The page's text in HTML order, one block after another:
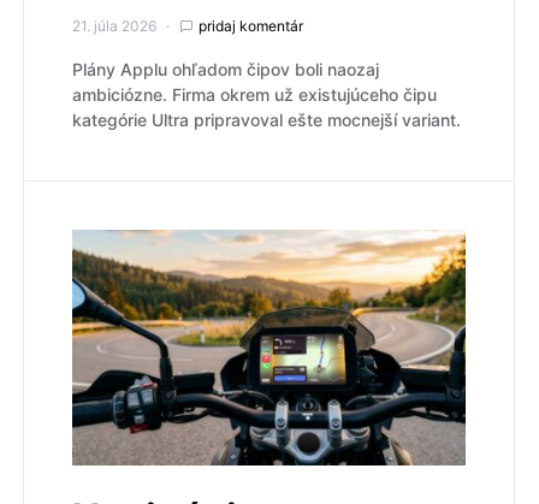
21. júla 2026 pridaj komentár
Plány Applu ohľadom čipov boli naozaj
ambiciózne. Firma okrem už existujúceho čipu
kategórie Ultra pripravoval ešte mocnejší variant.